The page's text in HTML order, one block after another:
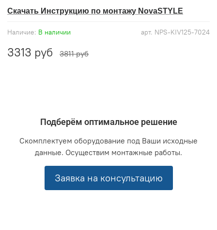
арт. NPS-KIV125-7024
Наличие: В наличии
3313 руб 3811 руб
Скачать Инструкцию по монтажу NovaSTYLE
Подберём оптимальное решение
Скомплектуем оборудование под Ваши исходные
данные. Осуществим монтажные работы.
Заявка на консультацию